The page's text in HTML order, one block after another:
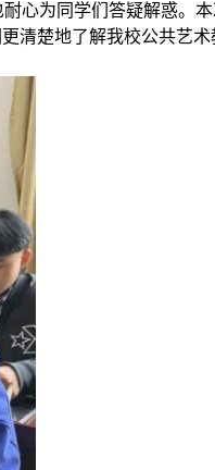
心为同学们答疑解惑。
清楚地了解我校公共艺术